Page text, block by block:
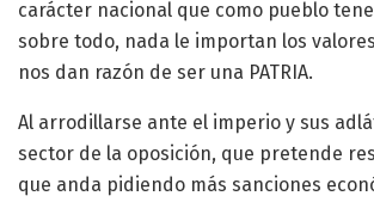
carácter nacional que como pueblo
sobre todo, nada le importan los
nos dan razón de ser una PATRIA.
Al arrodillarse ante el imperio y sus
sector de la oposición, que pretende
que anda pidiendo más sanciones